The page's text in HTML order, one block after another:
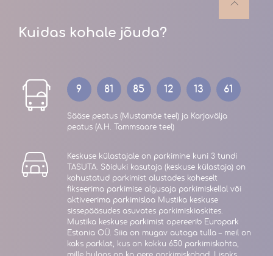
Kuidas kohale jõuda?
9 81 85 12 13 61
Sääse peatus (Mustamäe teel) ja Karjavälja
peatus (A.H. Tammsaare teel)
Keskuse külastajale on parkimine kuni 3 tundi
TASUTA. Sõiduki kasutaja (keskuse külastaja) on
kohustatud parkimist alustades koheselt
fikseerima parkimise algusaja parkimiskellal või
aktiveerima parkimisloa Mustika keskuse
sissepääsudes asuvates parkimiskioskites.
Mustika keskuse parkimist opereerib Europark
Estonia OÜ. Siia on mugav autoga tulla – meil on
kaks parklat, kus on kokku 650 parkimiskohta,